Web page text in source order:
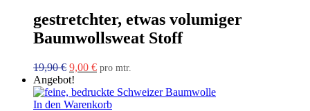
gestretchter, etwas volumiger
Baumwollsweat Stoff
19,90€ Ursprünglicher
Preis
war:
19,90 €
9,00 €Aktueller
ist:
9,00 €.
pro mtr.
Angebot!
In den Warenkorb